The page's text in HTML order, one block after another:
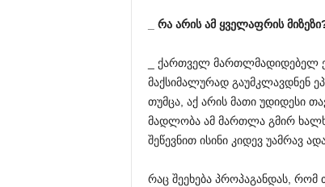
რა არის ამ ყველაფრის მიზეზი
_ ქართველ მართლმადიდებელ
მაქსიმალურად გაუმკლავდნენ
თუმცა, აქ არის მათი უდიდესი
მადლობა ამ მართლა გმირ
შეწევნით ისინი კიდევ უამრავ
რაც შეეხება პროპაგანდას,